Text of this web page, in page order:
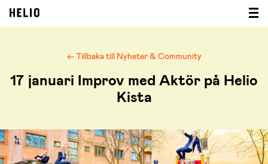
← Tillbaka till Nyheter & Community
17 januari Improv med Aktör på Helio
Kista